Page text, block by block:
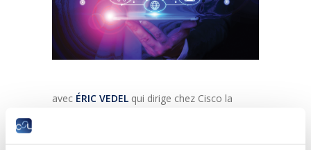
avec ÉRIC VEDEL qui dirige chez Cisco la
(RSSIs)/Chief Information Security Officers